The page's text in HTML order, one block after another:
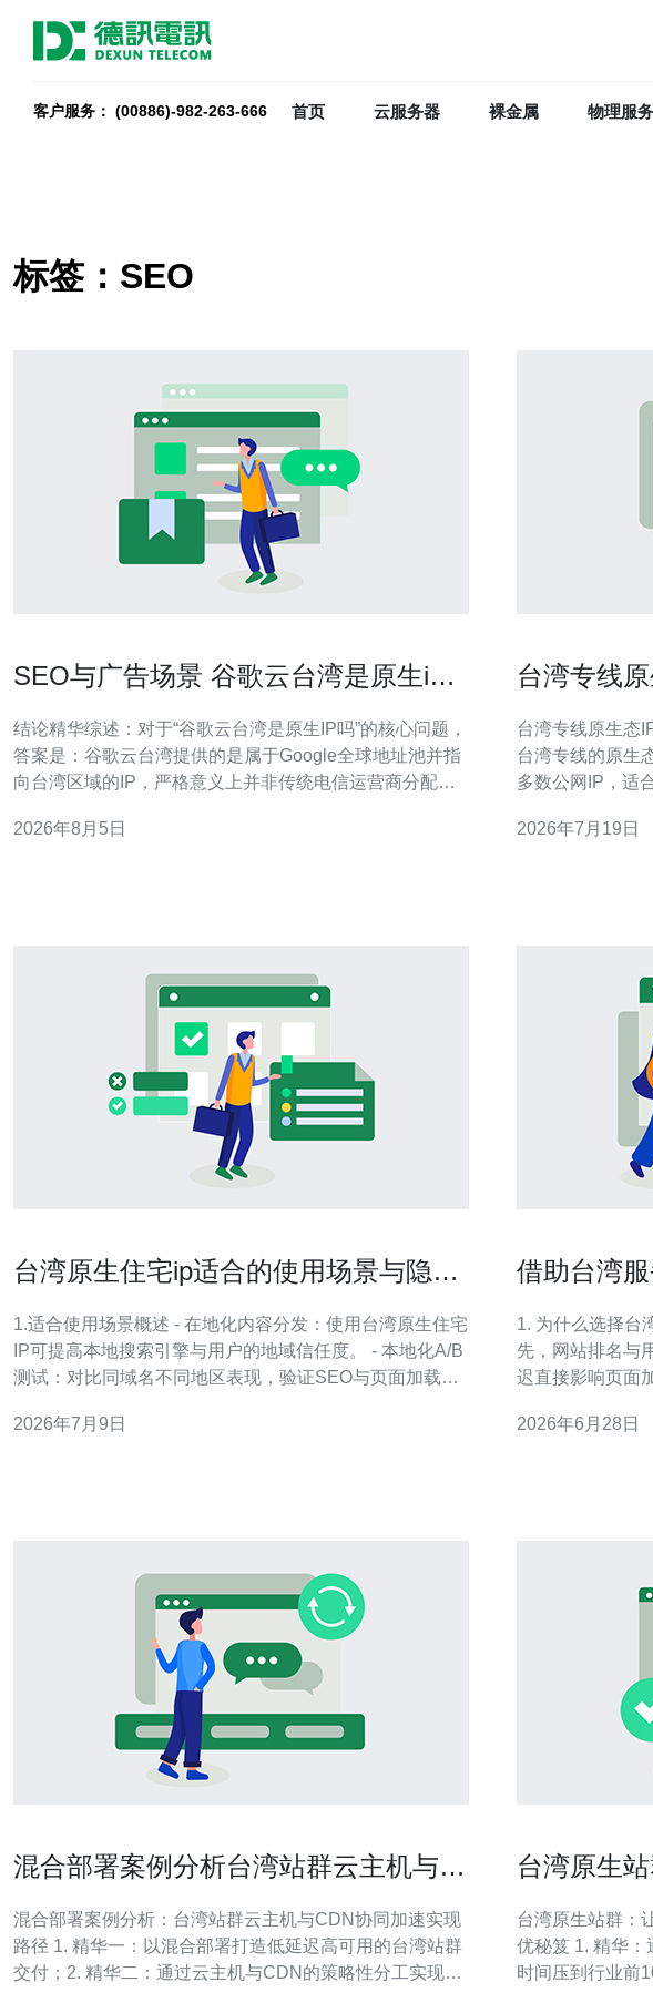
客户服务： (00886)-982-263-666 首页 云服务器 裸金属 物理服
标签：SEO
SEO与广告场景 谷歌云台湾是原生ip
结论精华综述：对于“谷歌云台湾是原生IP吗”的核心问题，
答案是：谷歌云台湾提供的是属于Google全球地址池并指
向台湾区域的IP，严格意义上并非传统电信运营商分配的
接影响有限，真正决定排名的仍是页面质量、加载速度、
2026年8月5日
台湾专线
台湾专线原生态IP
台湾专线的原生
多数公网IP，适
封禁/二次验证的
2026年7月19日
台湾原生住宅ip适合的使用场景与隐私
1.适合使用场景概述 - 在地化内容分发：使用台湾原生住宅
IP可提高本地搜索引擎与用户的地域信任度。 - 本地化A/B
测试：对比同域名不同地区表现，验证SEO与页面加载差
爬虫行为测试。 - 远程办公与RDP访问：在台居家员工通
2026年7月9日
借助台湾
1. 为什么选择台
先，网站排名与
迟直接影响页面
提升页面打开速
2026年6月28日
混合部署案例分析台湾站群云主机与
混合部署案例分析：台湾站群云主机与CDN协同加速实现
路径 1. 精华一：以混合部署打造低延迟高可用的台湾站群
交付；2. 精华二：通过云主机与CDN的策略性分工实现
台湾原生
台湾原生站群：
优秘笈 1. 精华：通过服务器性能调优把TTFB与页面加载
时间压到行业前